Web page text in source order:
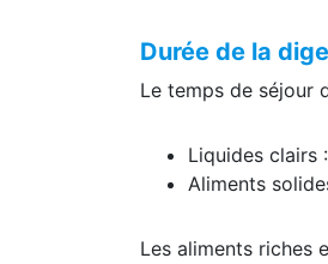
Durée de la
Le temps de séjour
Liquides clairs
Aliments
Les aliments riches